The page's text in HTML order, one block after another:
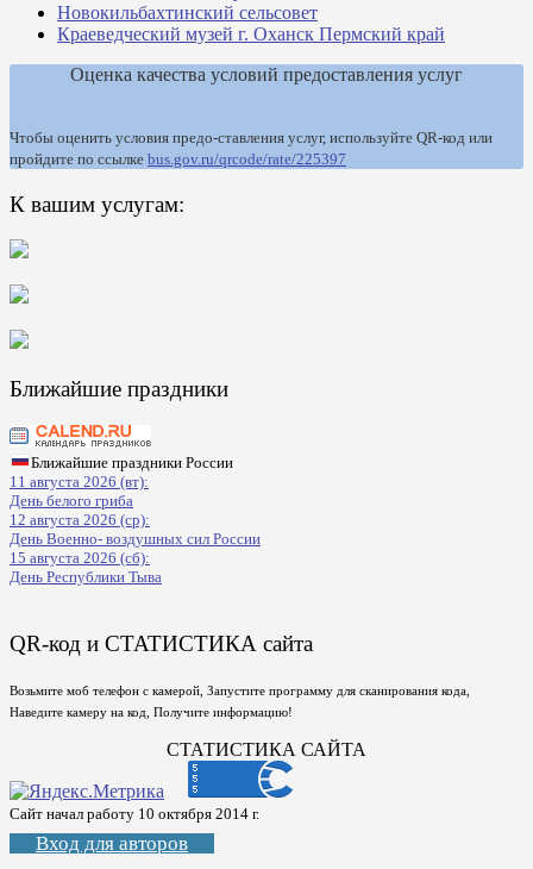
Новокильбахтинский сельсовет
Краеведческий музей г. Оханск Пермский край
Оценка качества условий предоставления услуг
Чтобы оценить условия предо-ставления услуг, используйте QR-код или
пройдите по ссылке bus.gov.ru/qrcode/rate/225397
К вашим услугам:
Ближайшие праздники
Ближайшие праздники России
11 августа 2026 (вт):
День белого гриба
12 августа 2026 (ср):
День Военно- воздушных сил России
15 августа 2026 (сб):
День Республики Тыва
QR-код и СТАТИСТИКА сайта
Возьмите моб телефон с камерой, Запустите программу для сканирования кода,
Наведите камеру на код, Получите информацию!
СТАТИСТИКА САЙТА
Сайт начал работу 10 октября 2014 г.
Вход для авторов